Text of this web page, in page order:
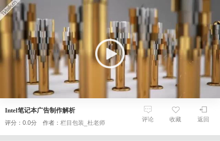
Intel笔记本广告制作解析
评分：0.0分 作者： 栏目包装_杜老师 返回
收藏
评论